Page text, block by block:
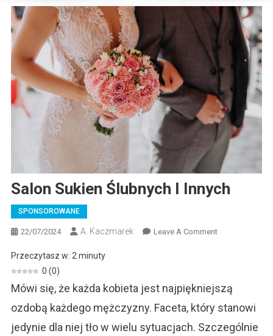
Salon Sukien Ślubnych I Innych
SPONSOROWANE
22/07/2024 A. Kaczmarek Leave A CommentOn
I
Przeczytasz w: 2 minuty
0 (0)
Mówi się, że każda kobieta jest najpiękniejszą
ozdobą każdego mężczyzny. Faceta, który stanowi
jedynie dla niej tło w wielu sytuacjach. Szczególnie